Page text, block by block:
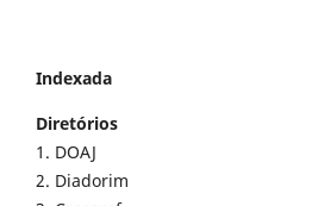
Indexada
Diretórios
1. DOAJ
2. Diadorim